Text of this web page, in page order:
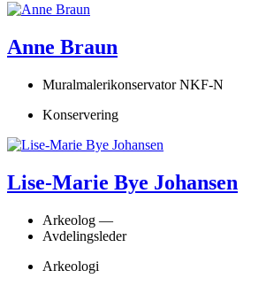
Anne Braun
Muralmalerikonservator NKF-N
Konservering
Lise-Marie Bye Johansen
Arkeolog —
Avdelingsleder
Arkeologi